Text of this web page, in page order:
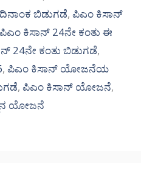
ಬಿಡುಗಡೆ, ಪಿಎಂ ಕಿಸಾನ್
ಪಿಎಂ ಕಿಸಾನ್ 24ನೇ ಕಂತು ಈ
24ನೇ ಕಂತು ಬಿಡುಗಡೆ,
, ಪಿಎಂ ಕಿಸಾನ್ ಯೋಜನೆಯ
, ಪಿಎಂ ಕಿಸಾನ್ ಯೋಜನೆ,
ಯೋಜನೆ